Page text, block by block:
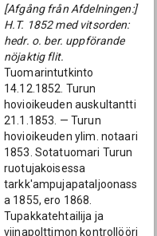
[Afgång från Afdelningen:]
H.T. 1852 med vitsorden:
hedr. o. ber. uppförande
nöjaktig flit.
Tuomarintutkinto
14.12.1852. Turun
hovioikeuden auskultantti
21.1.1853. — Turun
hovioikeuden ylim. notaari
1853. Sotatuomari Turun
ruotujakoisessa
tarkk'ampujapataljoonass
a 1855, ero 1868.
Tupakkatehtailija ja
viinapolttimon kontrollööri